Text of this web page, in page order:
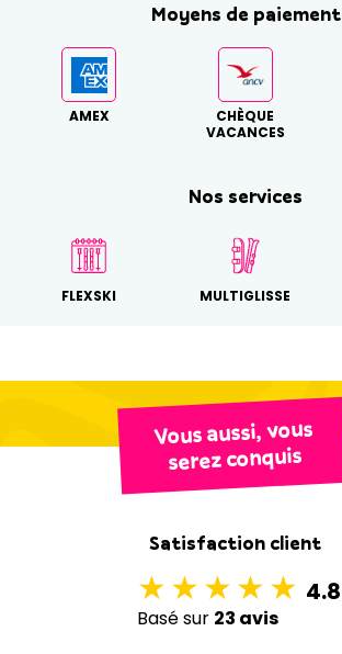
Moyens de paiement
AMEX
CHÈQUE
VACANCES
Nos services
FLEXSKI MULTIGLISSE
Vous aussi, vous
serez conquis
Satisfaction client
4.8
Basé sur 23 avis